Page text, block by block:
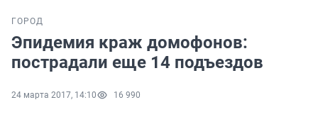
ГОРОД
Эпидемия краж домофонов:
пострадали еще 14 подъездов
24 марта 2017, 14:10 16 990